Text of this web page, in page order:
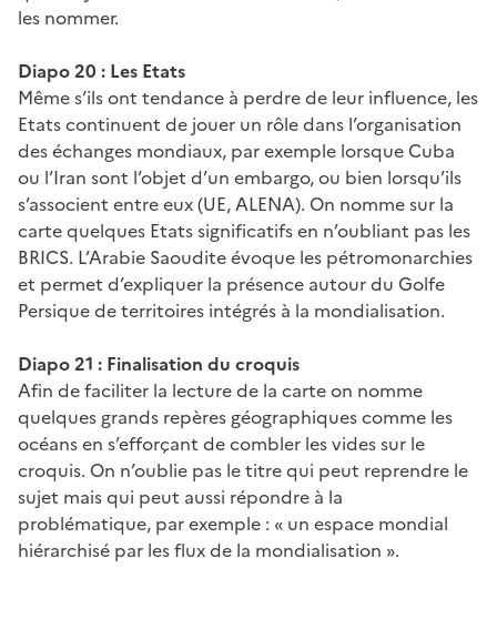
les nommer.
Diapo 20 : Les Etats
Même s’ils ont tendance à perdre de leur influence, les
Etats continuent de jouer un rôle dans l’organisation
des échanges mondiaux, par exemple lorsque Cuba
ou l’Iran sont l’objet d’un embargo, ou bien lorsqu’ils
s’associent entre eux (UE, ALENA). On nomme sur la
carte quelques Etats significatifs en n’oubliant pas les
BRICS. L’Arabie Saoudite évoque les pétromonarchies
et permet d’expliquer la présence autour du Golfe
Persique de territoires intégrés à la mondialisation.
Diapo 21 : Finalisation du croquis
Afin de faciliter la lecture de la carte on nomme
quelques grands repères géographiques comme les
océans en s’efforçant de combler les vides sur le
croquis. On n’oublie pas le titre qui peut reprendre le
sujet mais qui peut aussi répondre à la
problématique, par exemple : « un espace mondial
hiérarchisé par les flux de la mondialisation ».